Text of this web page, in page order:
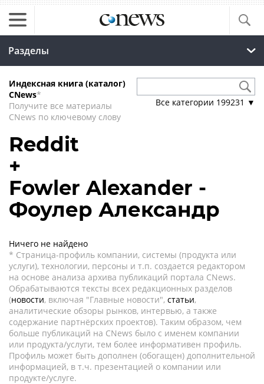
Разделы
Индексная книга (каталог)
CNews*
Получите все материалы
CNews по ключевому слову
Все категории 199231 ▼
Reddit
+
Fowler Alexander -
Фоулер Александр
Ничего не найдено
* Страница-профиль компании, системы (продукта или
услуги), технологии, персоны и т.п. создается редактором
на основе анализа архива публикаций портала CNews.
Обрабатываются тексты всех редакционных разделов
(новости, включая "Главные новости", статьи,
аналитические обзоры рынков, интервью, а также
содержание партнёрских проектов). Таким образом, чем
больше публикаций на CNews было с именем компании
или продукта/услуги, тем более информативен профиль.
Профиль может быть дополнен (обогащен) дополнительной
информацией, в т.ч. презентацией о компании или
продукте/услуге.